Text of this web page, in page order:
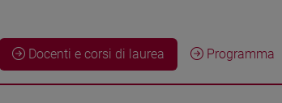
Docenti e corsi di laurea Programma